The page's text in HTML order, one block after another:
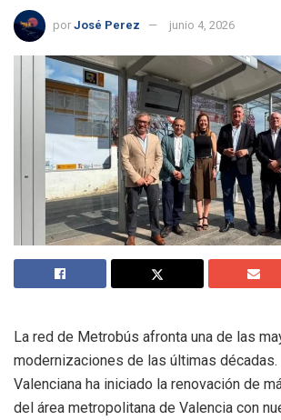
por José Perez junio 4, 2026
La red de Metrobús afronta una de las
modernizaciones de las últimas décadas.
Valenciana ha iniciado la renovación de
del área metropolitana de Valencia con